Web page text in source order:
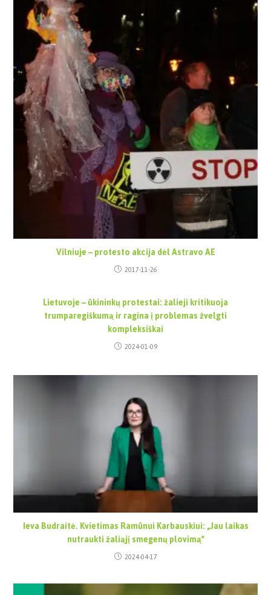
Vilniuje – protesto akcija dėl Astravo AE
2017-11-26
Lietuvoje – ūkininkų protestai: žalieji kritikuoja
trumparegiškumą ir ragina į problemas žvelgti
kompleksiškai
2024-01-09
Ieva Budraitė. Kvietimas Ramūnui Karbauskiui: „Jau laikas
nutraukti žaliąjį smegenų plovimą“
2024-04-17